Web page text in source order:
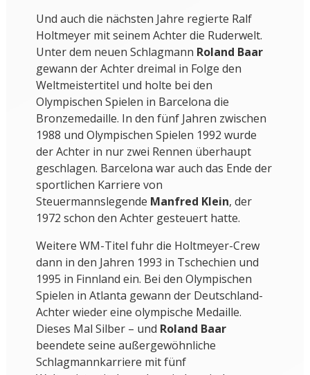
Und auch die nächsten Jahre regierte Ralf
Holtmeyer mit seinem Achter die Ruderwelt.
Unter dem neuen Schlagmann Roland Baar
gewann der Achter dreimal in Folge den
Weltmeistertitel und holte bei den
Olympischen Spielen in Barcelona die
Bronzemedaille. In den fünf Jahren zwischen
1988 und Olympischen Spielen 1992 wurde
der Achter in nur zwei Rennen überhaupt
geschlagen. Barcelona war auch das Ende der
sportlichen Karriere von
Steuermannslegende Manfred Klein, der
1972 schon den Achter gesteuert hatte.
Weitere WM-Titel fuhr die Holtmeyer-Crew
dann in den Jahren 1993 in Tschechien und
1995 in Finnland ein. Bei den Olympischen
Spielen in Atlanta gewann der Deutschland-
Achter wieder eine olympische Medaille.
Dieses Mal Silber – und Roland Baar
beendete seine außergewöhnliche
Schlagmannkarriere mit fünf